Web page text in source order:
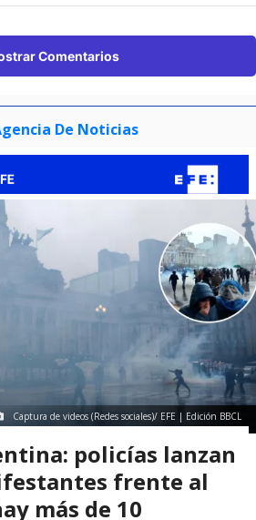
Comentarios
De Noticias
Captura de videos (Redes sociales)/ EFE | Edición BBCL
policías lanzan
frente al
más de 10